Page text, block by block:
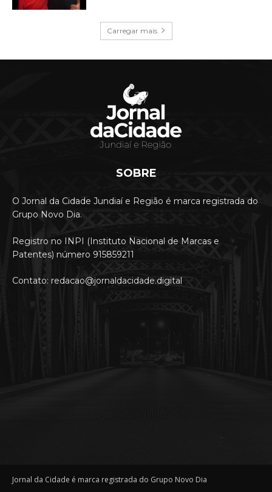
Carregar mais
SOBRE
O Jornal da Cidade Jundiaí e Região é marca registrada do
Grupo Novo Dia.
Registro no INPI (Instituto Nacional de Marcas e
Patentes) número 915859211
Contato: redacao@jornaldacidade.digital
Jornal da Cidade é marca registrada do Grupo Novo Dia